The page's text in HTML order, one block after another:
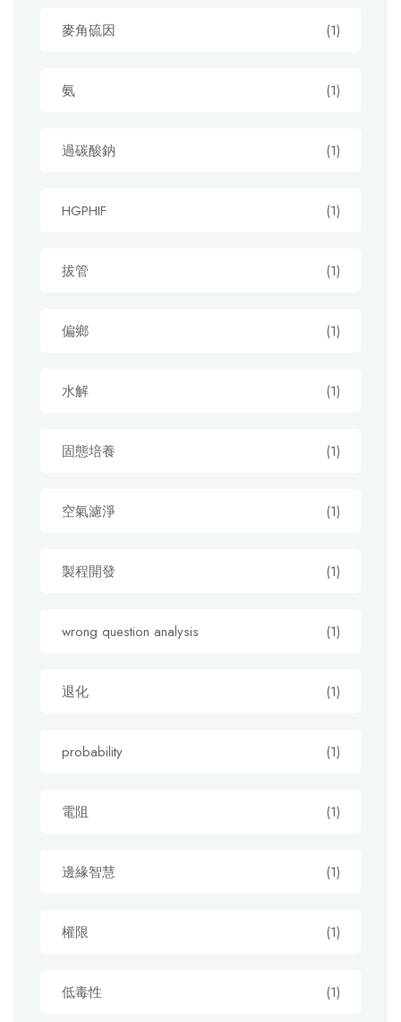
麥角硫因 (1)
氨 (1)
過碳酸鈉 (1)
HGPHIF (1)
拔管 (1)
偏鄉 (1)
水解 (1)
固態培養 (1)
空氣濾淨 (1)
製程開發 (1)
wrong question analysis (1)
退化 (1)
probability (1)
電阻 (1)
邊緣智慧 (1)
權限 (1)
低毒性 (1)